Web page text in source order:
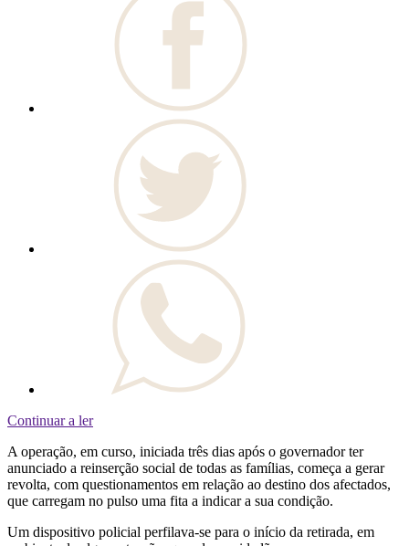
Continuar a ler
A operação, em curso, iniciada três dias após o governador ter
anunciado a reinserção social de todas as famílias, começa a gerar
revolta, com questionamentos em relação ao destino dos afectados,
que carregam no pulso uma fita a indicar a sua condição.
Um dispositivo policial perfilava-se para o início da retirada, em